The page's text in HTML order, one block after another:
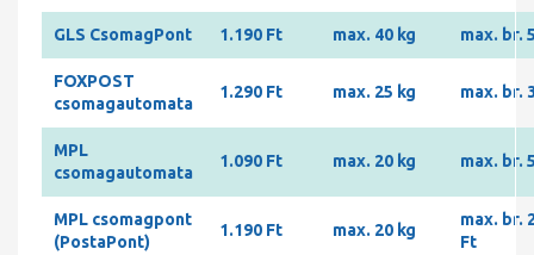
GLS CsomagPont 1.190 Ft max. 40 kg max. br.
FOXPOST
csomagautomata
1.290 Ft max. 25 kg max. br.
MPL
csomagautomata
1.090 Ft max. 20 kg max. br.
MPL csomagpont
(PostaPont)
1.190 Ft max. 20 kg
max. br.
Ft